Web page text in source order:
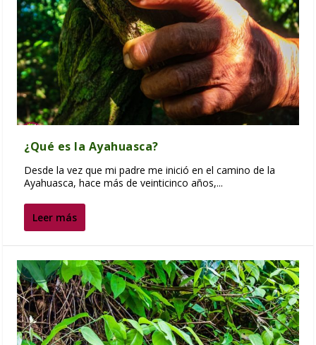
¿Qué es la Ayahuasca?
Desde la vez que mi padre me inició en el camino de la
Ayahuasca, hace más de veinticinco años,...
Leer más